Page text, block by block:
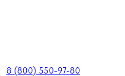
8 (800) 550-97-80